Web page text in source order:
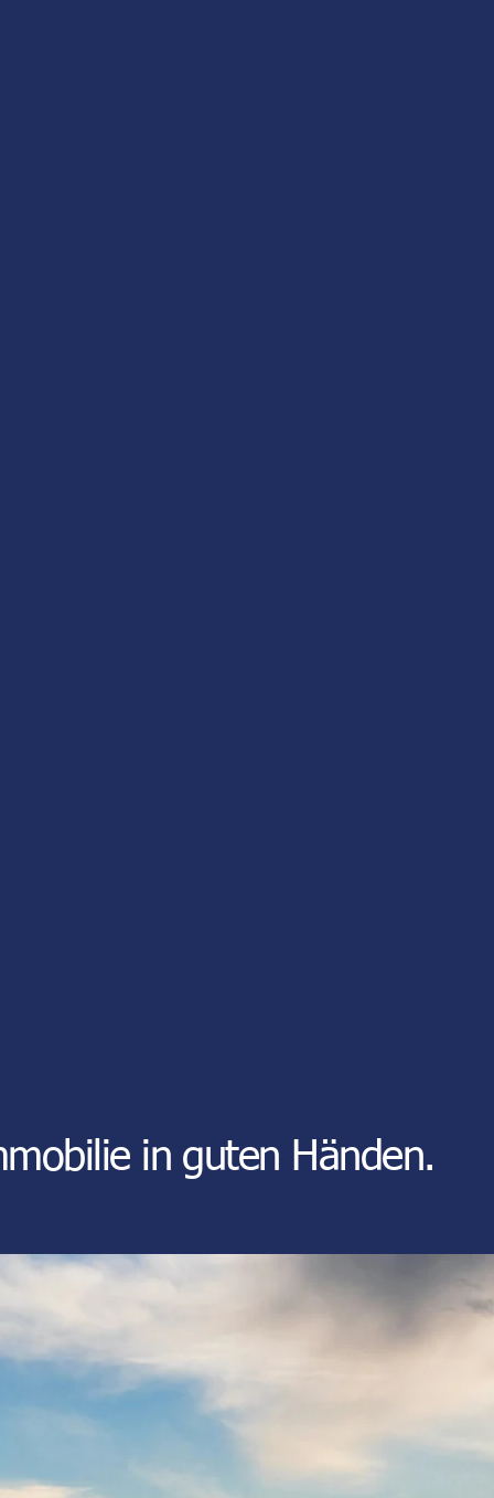
in guten Händen.